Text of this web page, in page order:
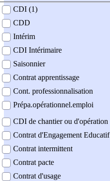
contrat
CDI (1)
CDD
Intérim
CDI Intérimaire
Saisonnier
Contrat apprentissage
Cont. professionnalisation
Prépa.opérationnel.emploi
CDI de chantier ou d'opération
Contrat d'Engagement Educatif
Contrat intermittent
Contrat pacte
Contrat d'usage